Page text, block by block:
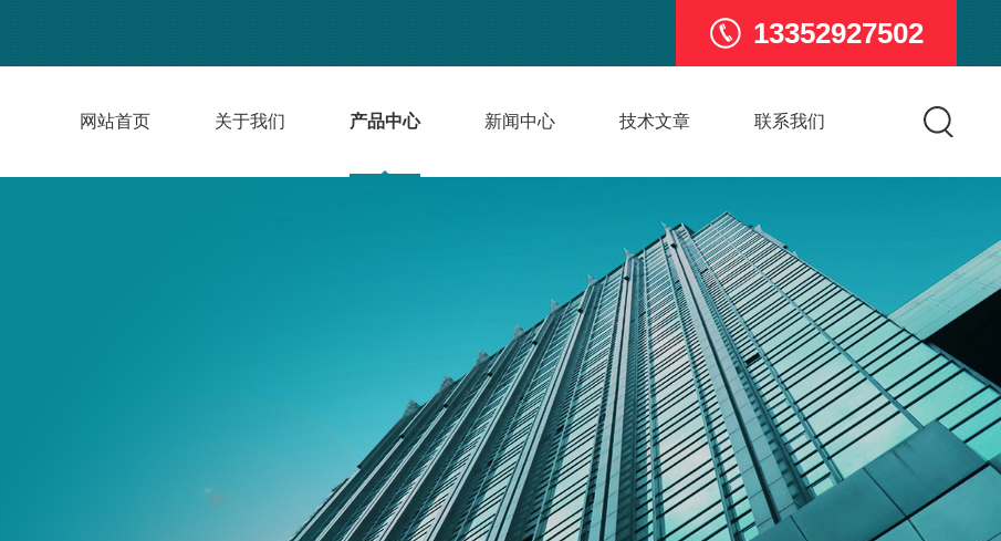
13352927502
网站首页 关于我们 产品中心 新闻中心 技术文章 联系我们